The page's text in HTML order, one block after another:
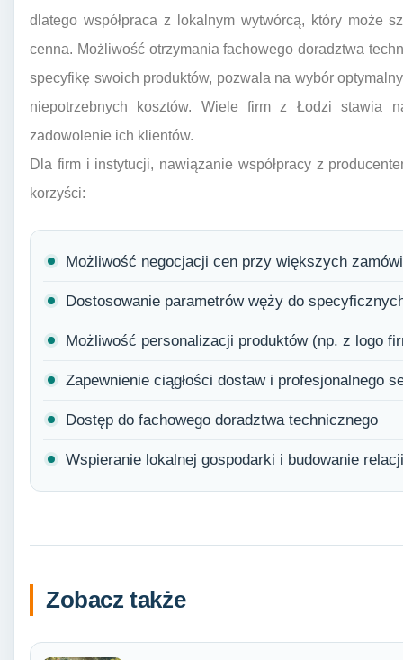
dlatego współpraca z lokalnym wytwórcą, który może
cenna. Możliwość otrzymania fachowego doradztwa
specyfikę swoich produktów, pozwala na wybór
niepotrzebnych kosztów. Wiele firm z Łodzi stawia
zadowolenie ich klientów.
Dla firm i instytucji, nawiązanie współpracy z
korzyści:
Możliwość negocjacji cen przy większych
Dostosowanie parametrów węży do
Możliwość personalizacji produktów (np. z logo
Zapewnienie ciągłości dostaw i profesjonalnego
Dostęp do fachowego doradztwa technicznego
Wspieranie lokalnej gospodarki i budowanie
Zobacz także